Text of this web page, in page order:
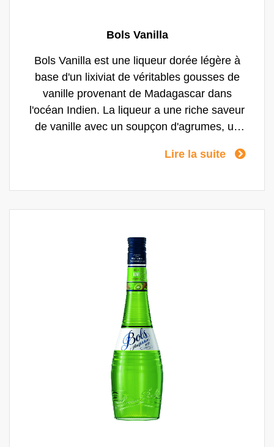
Bols Vanilla
Bols Vanilla est une liqueur dorée légère à
base d'un lixiviat de véritables gousses de
vanille provenant de Madagascar dans
l'océan Indien. La liqueur a une riche saveur
de vanille avec un soupçon d'agrumes, un
accent d'amande/abricot de noyaux
arôme de liqueur qui, comme la fraise, ne
pouvait être trouvé dans aucun bar jusqu'à
de fruits, c'est pourquoi elle est l'arôme de
base de presque toutes les glaces. Il se
marie également très bien avec presque
tous les distillats vieillis en fûts de chêne,
ajoutant un léger goût de vanille à la note de
chêne. Avec l'explosion actuelle de
l'utilisation de fruits frais et d'ingrédients de
qualité dans les bars à cocktails, la vanille
de Bols est l'ingrédient le plus précieux du
répertoire d'un barman élégant.
Lire la suite